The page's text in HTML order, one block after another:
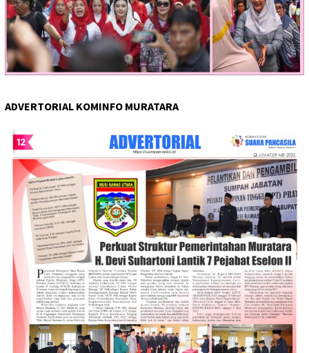
ADVERTORIAL KOMINFO MURATARA